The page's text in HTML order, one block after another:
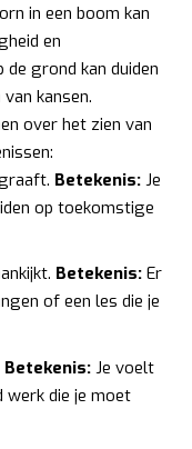
in een boom kan
en
grond kan duiden
kansen.
over het zien van
Betekenis: Je
op toekomstige
Betekenis: Er
of een les die je
Betekenis: Je voelt
werk die je moet